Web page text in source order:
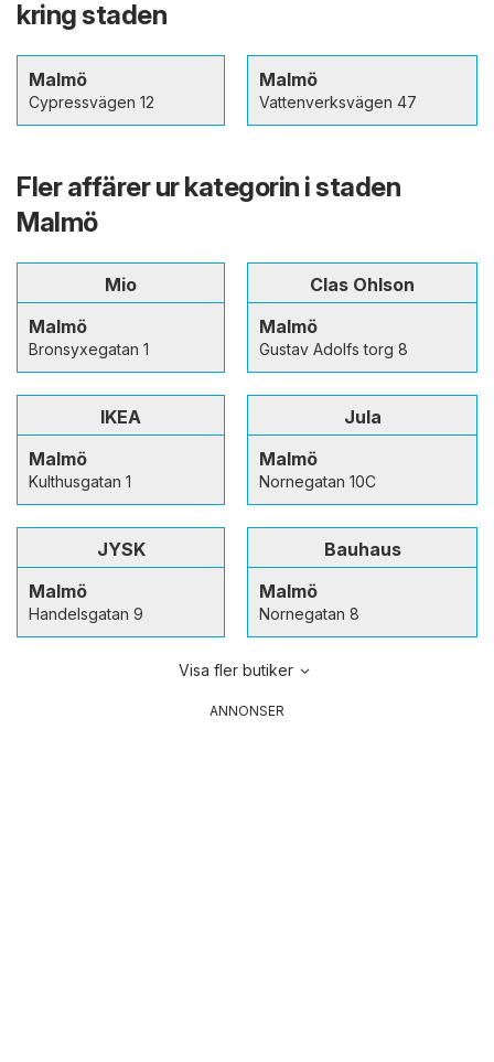
kring staden
Malmö
Cypressvägen 12
Malmö
Vattenverksvägen 47
Fler affärer ur kategorin i staden
Malmö
Mio
Malmö
Bronsyxegatan 1
Clas Ohlson
Malmö
Gustav Adolfs torg 8
IKEA
Malmö
Kulthusgatan 1
Jula
Malmö
Nornegatan 10C
JYSK
Malmö
Handelsgatan 9
Bauhaus
Malmö
Nornegatan 8
Visa fler butiker
ANNONSER